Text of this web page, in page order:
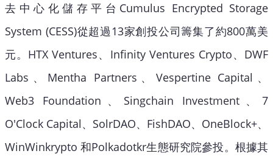
去中心化儲存平台Cumulus Encrypted Storage
System (CESS)從超過13家創投公司籌集了約800萬美
元。HTX Ventures、Infinity Ventures Crypto、DWF
Labs、Mentha Partners、Vespertine Capital、
Web3 Foundation、Singchain Investment、7
O'Clock Capital、SolrDAO、FishDAO、OneBlock+、
WinWinkrypto 和Polkadotkr生態研究院參投。根據其